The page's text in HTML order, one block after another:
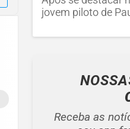
jovem piloto de
Receba as